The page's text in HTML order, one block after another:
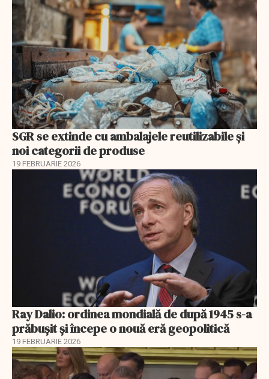
SGR se extinde cu ambalajele reutilizabile și
noi categorii de produse
19 FEBRUARIE 2026
Ray Dalio: ordinea mondială de după 1945 s-a
prăbușit și începe o nouă eră geopolitică
19 FEBRUARIE 2026